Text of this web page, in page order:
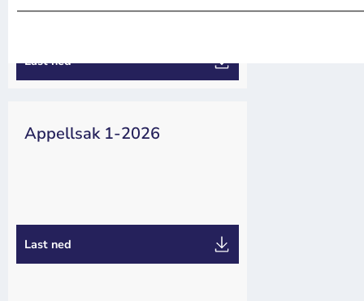
Les mer
Last ned
Appellsak 1-2026
Last ned